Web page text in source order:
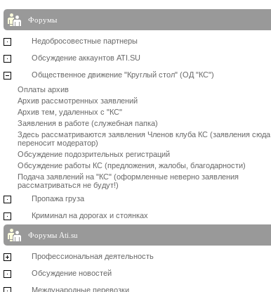
Форумы
Недобросовестные партнеры
Обсуждение аккаунтов ATI.SU
Общественное движение "Круглый стол" (ОД "КС")
Оплаты архив
Архив рассмотренных заявлений
Архив тем, удаленных с "КС"
Заявления в работе (служебная папка)
Здесь рассматриваются заявления Членов клуба КС (заявления сюда
переносит модератор)
Обсуждение подозрительных регистраций
Обсуждение работы КС (предложения, жалобы, благодарности)
Подача заявлений на "КС" (оформленные неверно заявления
рассматриваться не будут!)
Пропажа груза
Криминал на дорогах и стоянках
Форумы Ati.su
Профессиональная деятельность
Обсуждение новостей
Международные перевозки